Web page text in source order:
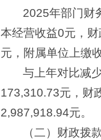
2025年部门财
本经营收益0元，
元，附属单位上缴
与上年对比减
173,310.73元，财
2,987,918.94元。
（二）财政拨